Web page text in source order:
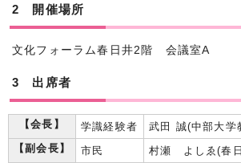
2 開催場所
文化フォーラム春日井2階 会議室A
3 出席者
【会長】 学識経験者
武田 誠(中部大学
【副会長】
市民
村瀬 よしゑ(春